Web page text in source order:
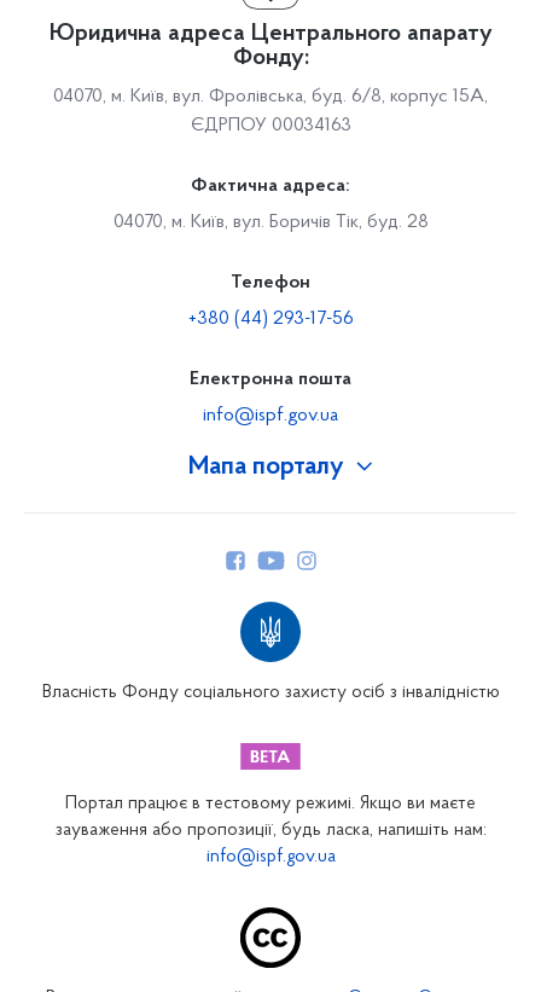
Мапа порталу
Закарпатське відділення
Запорізьке відділення
Юридична адреса Центрального апарату
Фонду:
04070, м. Київ, вул. Фролівська, буд. 6/8, корпус 15А,
ЄДРПОУ 00034163
Фактична адреса:
04070, м. Київ, вул. Боричів Тік, буд. 28
Телефон
+380 (44) 293-17-56
Електронна пошта
info@ispf.gov.ua
Власність Фонду соціального захисту осіб з інвалідністю
Портал працює в тестовому режимі. Якщо ви маєте
зауваження або пропозиції, будь ласка, напишіть нам:
info@ispf.gov.ua